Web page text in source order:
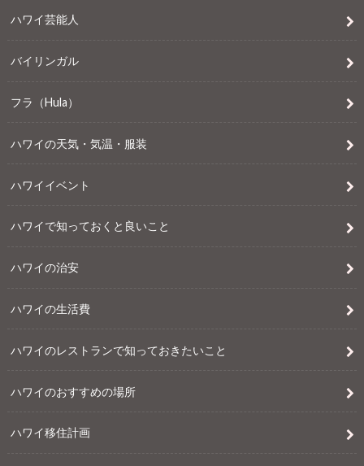
ハワイ芸能人
バイリンガル
フラ（Hula）
ハワイの天気・気温・服装
ハワイイベント
ハワイで知っておくと良いこと
ハワイの治安
ハワイの生活費
ハワイのレストランで知っておきたいこと
ハワイのおすすめの場所
ハワイ移住計画